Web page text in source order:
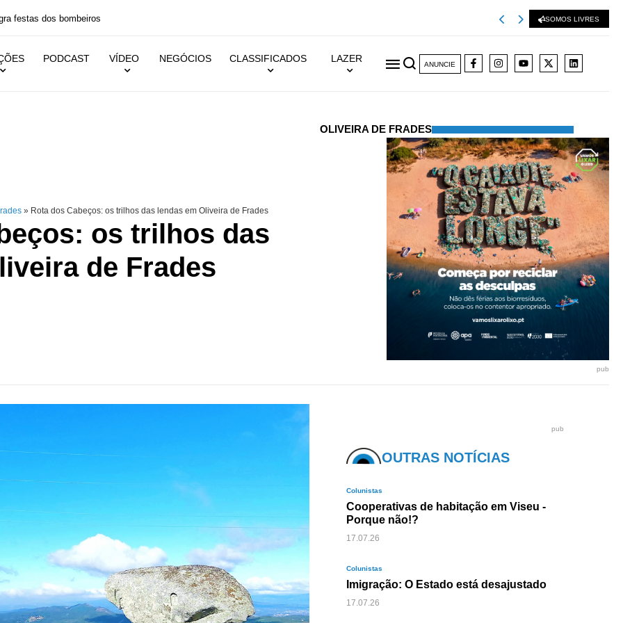
dos bombeiros Viseu 2001
SOMOS LIVRES
PODCAST VÍDEO NEGÓCIOS CLASSIFICADOS LAZER
ANUNCIE
» Rota dos Cabeços: os trilhos das lendas em Oliveira de Frades
os trilhos das
de Frades
OLIVEIRA DE FRADES
pub
pub
OUTRAS NOTÍCIAS
Colunistas
Cooperativas de habitação em Viseu -
Porque não!?
17.07.26
Colunistas
Imigração: O Estado está desajustado
17.07.26